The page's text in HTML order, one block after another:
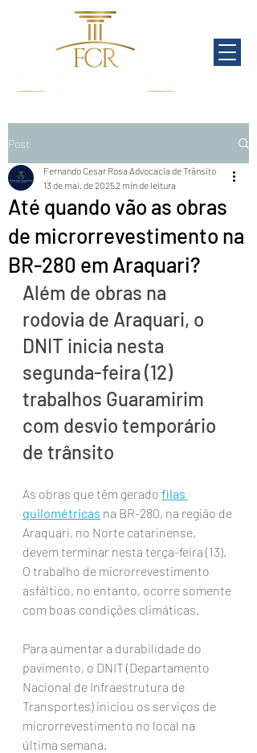
Post
Até quando vão as obras
de microrrevestimento na
BR-280 em Araquari?
Fernando Cesar Rosa Advocacia de Trânsito
13 de mai. de 20252 min de leitura
Além de obras na
rodovia de Araquari, o
DNIT inicia nesta
segunda-feira (12)
trabalhos Guaramirim
com desvio temporário
de trânsito
As obras que têm gerado filas
quilométricas na BR-280, na região de
Araquari, no Norte catarinense,
devem terminar nesta terça-feira (13).
O trabalho de microrrevestimento
asfáltico, no entanto, ocorre somente
com boas condições climáticas.
Para aumentar a durabilidade do
pavimento, o DNIT (Departamento
Nacional de Infraestrutura de
Transportes) iniciou os serviços de
microrrevestimento no local na
última semana.